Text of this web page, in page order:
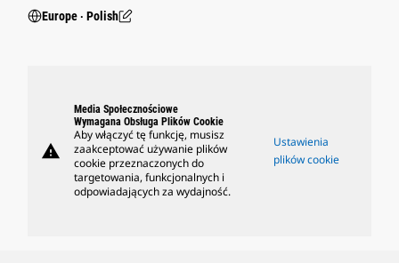
Europe ‧ Polish
warning
Media Społecznościowe
Wymagana Obsługa Plików Cookie
Aby włączyć tę funkcję, musisz
zaakceptować używanie plików
cookie przeznaczonych do
targetowania, funkcjonalnych i
odpowiadających za wydajność.
Ustawienia
plików cookie